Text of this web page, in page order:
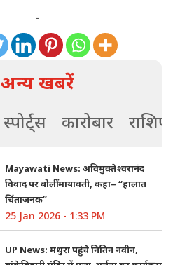
-
अन्य खबरें
स्पोर्ट्स कारोबार राशिफल
Mayawati News: अविमुक्तेश्वरानंद
विवाद पर बोलीं मायावती, कहा– “हालात
चिंताजनक”
25 Jan 2026 - 1:33 PM
UP News: मथुरा पहुंचे नितिन नवीन,